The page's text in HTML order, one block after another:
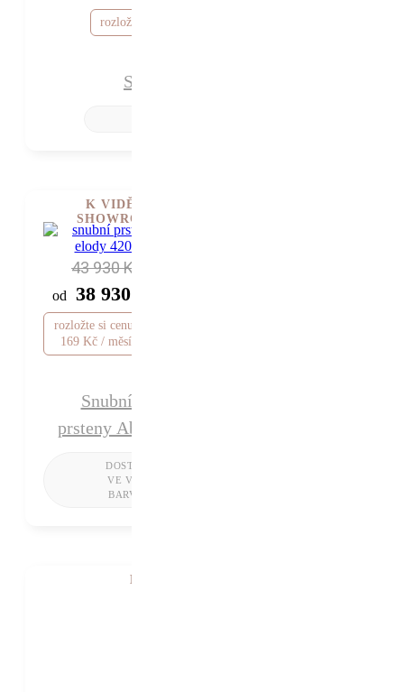
rozložte si cenu od 1 087 Kč / měsíc
Snubní prsteny Amal
43 930 Kč
od 38 930 Kč
rozložte si cenu od 1
169 Kč / měsíc
Snubní
prsteny Abby
K VIDĚNÍ V
SHOWROOMU
K VIDĚNÍ V SHOWROOMU